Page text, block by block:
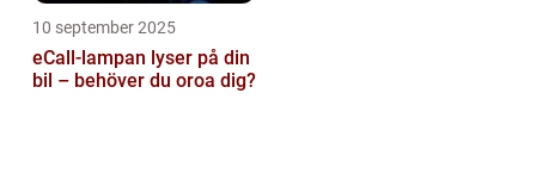
10 september 2025
eCall-lampan lyser på din
bil – behöver du oroa dig?